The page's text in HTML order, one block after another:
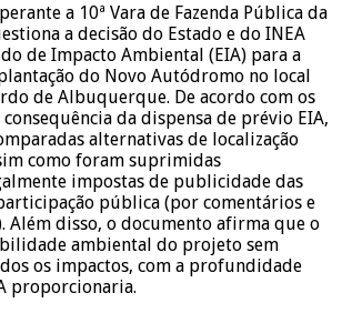
a 10ª Vara de Fazenda Pública da
a decisão do Estado e do INEA
de Impacto Ambiental (EIA) para a
do Novo Autódromo no local
de Albuquerque. De acordo com os
da dispensa de prévio EIA,
alternativas de localização
como foram suprimidas
impostas de publicidade das
pública (por comentários e
Além disso, o documento afirma que o
ambiental do projeto sem
os impactos, com a profundidade
proporcionaria.